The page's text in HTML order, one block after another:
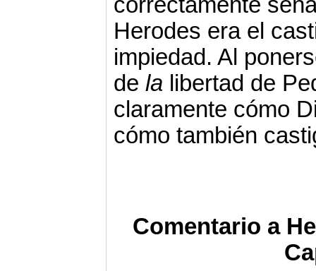
Herodes era el
impiedad. Al
de la libertad de
claramente cómo
cómo también
Comentario a